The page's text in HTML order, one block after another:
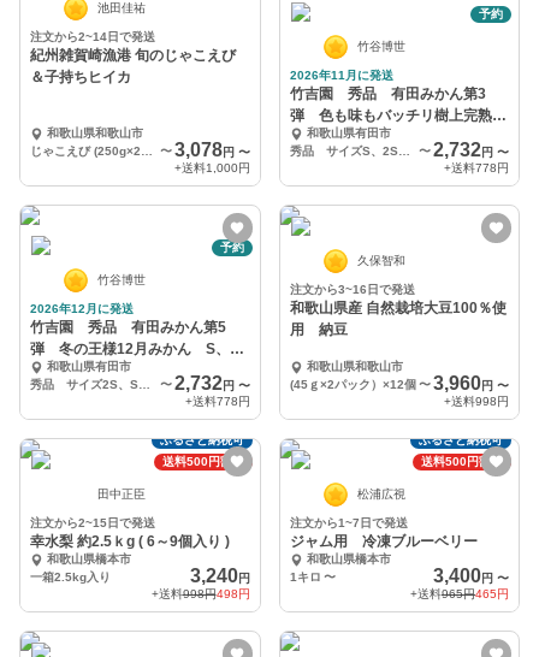
池田佳祐
注文から2~14日で発送
紀州雑賀崎漁港 旬のじゃこえび
＆子持ちヒイカ
和歌山県和歌山市
〜 3,078円 〜
+送料1,000円
予約
竹谷博世
2026年11月に発送
竹吉園 秀品 有田みかん第3
弾 色も味もバッチリ樹上完熟上
野早生 S、2S混合
和歌山県有田市
秀品 サイズS、2S混合箱込み3キロ(実質約2、8キロ 🍊40個〜50個ぐらい
〜2,732円 〜
+送料778円
予約
竹谷博世
2026年12月に発送
竹吉園 秀品 有田みかん第5
弾 冬の王様12月みかん S、2S
サイズ混合
和歌山県有田市
〜 2,732円 〜
+送料778円
久保智和
注文から3~16日で発送
和歌山県産 自然栽培大豆100％使
用 納豆
和歌山県和歌山市
(45ｇ×2パック）×12個 〜 3,960円 〜
+送料998円
ふるさと納税可
送料500円割引
田中正臣
注文から2~15日で発送
幸水梨 約2.5ｋg ( 6～9個入り )
和歌山県橋本市
一箱2.5kg入り
3,240円
+送料998円498円
ふるさと納税可
送料500円割引
松浦広視
注文から1~7日で発送
ジャム用 冷凍ブルーベリー
和歌山県橋本市
1キロ 〜 3,400円 〜
+送料965円465円